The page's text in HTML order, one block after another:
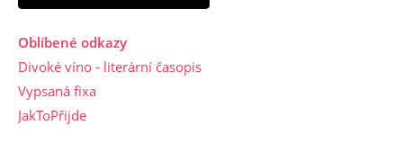
Oblíbené odkazy
Divoké víno - literární časopis
Vypsaná fixa
JakToPřijde